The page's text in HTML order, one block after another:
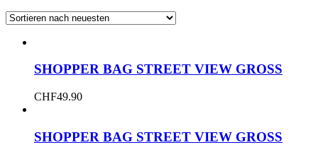
SHOPPER BAG STREET VIEW GROSS
CHF49.90
SHOPPER BAG STREET VIEW GROSS